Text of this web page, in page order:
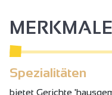
MERKMALE
Spezialitäten
bietet Gerichte